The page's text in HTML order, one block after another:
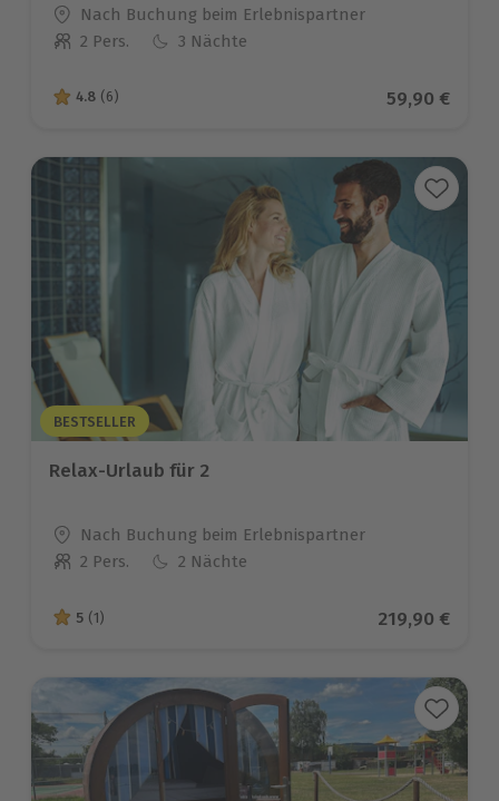
Standort
Nach Buchung beim Erlebnispartner
Anzahl der Teilnehmer
2 Pers. 3 Nächte
4.8 von 5 Sternen basierend auf 6 Bewertungen
4.8 (6) Aktueller
59,90 €
BESTSELLER
Relax-Urlaub für 2
Standort
Nach Buchung beim Erlebnispartner
Anzahl der Teilnehmer
2 Pers. 2 Nächte
5 von 5 Sternen basierend auf 1 Bewertungen
5 (1) Aktueller
219,90 €